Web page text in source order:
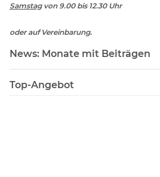
Samstagvon 9.00 bis 12.30 Uhr
oder auf Vereinbarung.
News: Monate mit Beiträgen
Top-Angebot